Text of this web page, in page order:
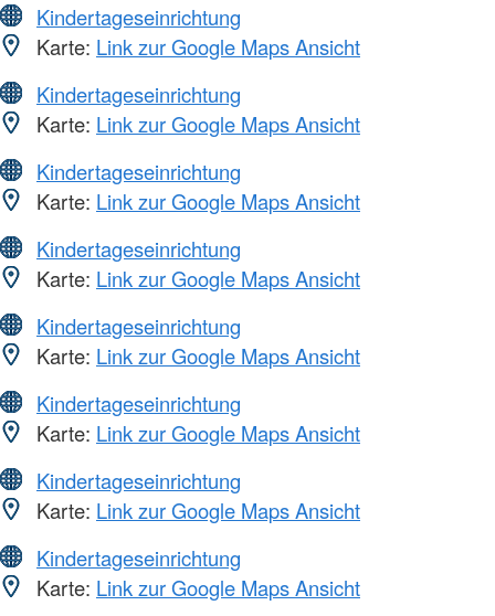
Kindertageseinrichtung
Karte: Link zur Google Maps Ansicht
Kindertageseinrichtung
Karte: Link zur Google Maps Ansicht
Kindertageseinrichtung
Karte: Link zur Google Maps Ansicht
Kindertageseinrichtung
Karte: Link zur Google Maps Ansicht
Kindertageseinrichtung
Karte: Link zur Google Maps Ansicht
Kindertageseinrichtung
Karte: Link zur Google Maps Ansicht
Kindertageseinrichtung
Karte: Link zur Google Maps Ansicht
Kindertageseinrichtung
Karte: Link zur Google Maps Ansicht